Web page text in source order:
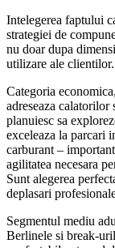
Intelegerea faptului
strategiei de
nu doar dupa
utilizare ale clientilor.
Categoria
adreseaza
planuiesc sa
exceleaza la parcari
carburant –
agilitatea necesara
Sunt alegerea
deplasari
Segmentul mediu
Berlinele si break-